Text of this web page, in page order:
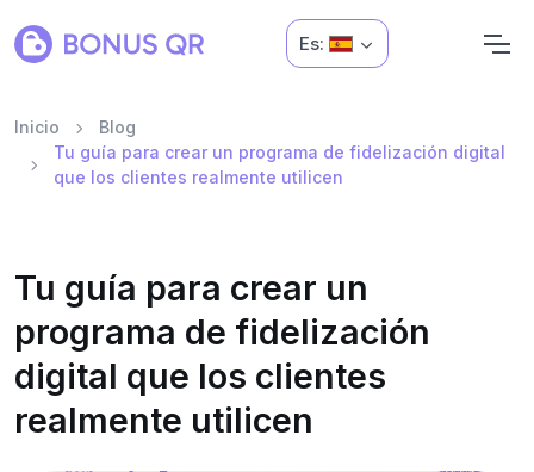
Es:
Inicio
Blog
Tu guía para crear un programa de fidelización digital
que los clientes realmente utilicen
Tu guía para crear un
programa de fidelización
digital que los clientes
realmente utilicen